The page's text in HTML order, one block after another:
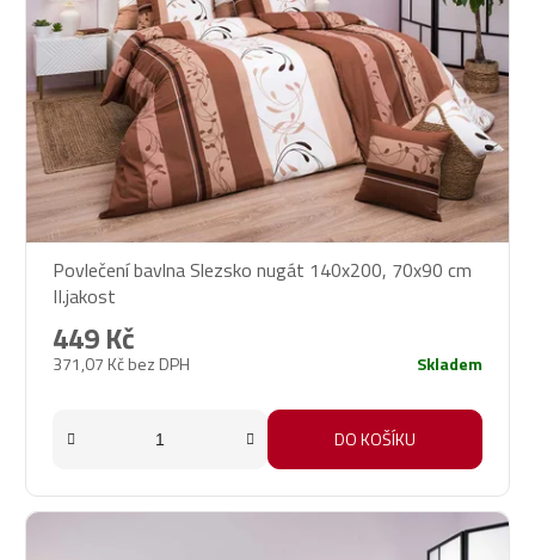
Povlečení bavlna Slezsko nugát 140x200, 70x90 cm
II.jakost
371,07 Kč bez DPH
449 Kč
Skladem
DO KOŠÍKU